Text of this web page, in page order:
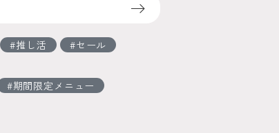
検索
推し活
セール
期間限定メニュー